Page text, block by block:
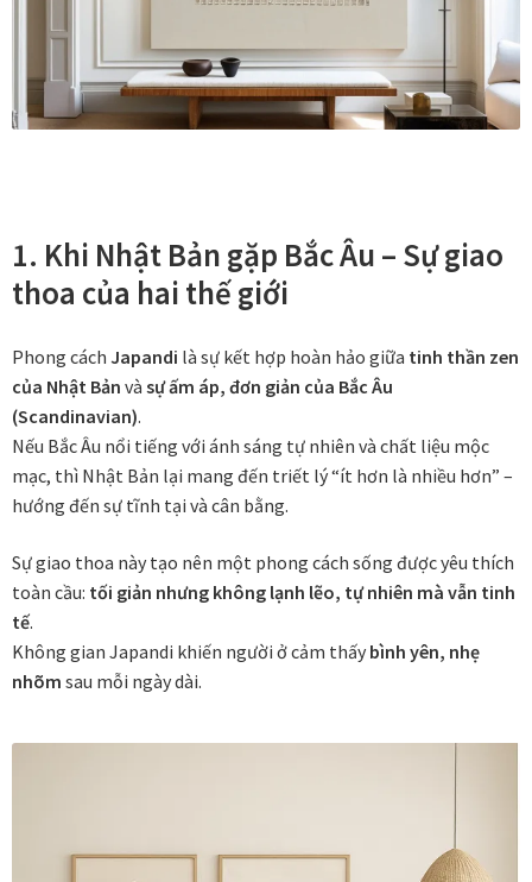
Vị trí trưng bày
BLOG
Bộ sưu tập Mã Vương – Quà tặng doanh nghiệp
Chính Sách Bảo Mật
Chính Sách Đổi Trả
Chính sách đổi trả hàng
Đăng ký thành viên
Danh Lam Collection
Hoa Xuân – Tranh sơn mài hoa
Kim Mã – Tranh sơn mài dát vàng
Liên Hoa – Tranh hoa sen sơn mài
1. Khi Nhật Bản gặp Bắc Âu – Sự giao
thoa của hai thế giới
Phong cách Japandi là sự kết hợp hoàn hảo giữa tinh thần zen
của Nhật Bản và sự ấm áp, đơn giản của Bắc Âu
(Scandinavian).
Nếu Bắc Âu nổi tiếng với ánh sáng tự nhiên và chất liệu mộc
mạc, thì Nhật Bản lại mang đến triết lý “ít hơn là nhiều hơn” –
hướng đến sự tĩnh tại và cân bằng.
Sự giao thoa này tạo nên một phong cách sống được yêu thích
toàn cầu: tối giản nhưng không lạnh lẽo, tự nhiên mà vẫn tinh
tế.
Không gian Japandi khiến người ở cảm thấy bình yên, nhẹ
nhõm sau mỗi ngày dài.